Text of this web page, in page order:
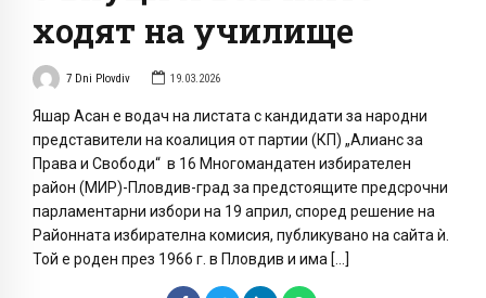
ходят на училище
7 Dni Plovdiv 19.03.2026
Яшар Асан е водач на листата с кандидати за народни
представители на коалиция от партии (КП) „Алианс за
Права и Свободи“ в 16 Многомандатен избирателен
район (МИР)-Пловдив-град за предстоящите предсрочни
парламентарни избори на 19 април, според решение на
Районната избирателна комисия, публикувано на сайта ѝ.
Той е роден през 1966 г. в Пловдив и има […]